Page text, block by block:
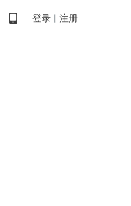
登录 注册